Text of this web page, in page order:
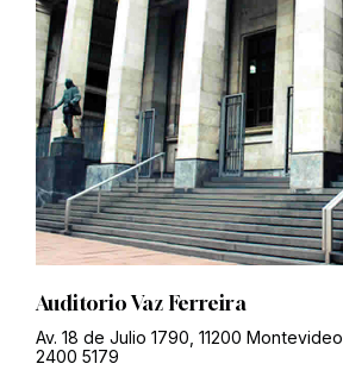
Auditorio Vaz Ferreira
Av. 18 de Julio 1790, 11200 Montevideo
2400 5179